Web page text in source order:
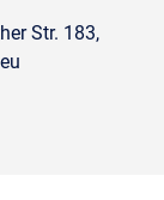
Str. 183,